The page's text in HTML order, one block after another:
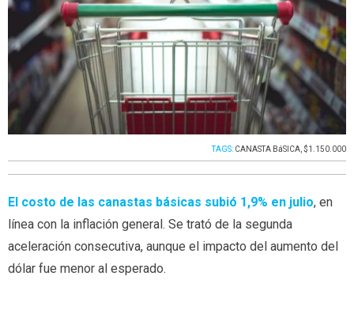
TAGS: CANASTA BáSICA,$1.150.000
El costo de las canastas básicas subió 1,9% en julio, en
línea con la inflación general. Se trató de la segunda
aceleración consecutiva, aunque el impacto del aumento del
dólar fue menor al esperado.